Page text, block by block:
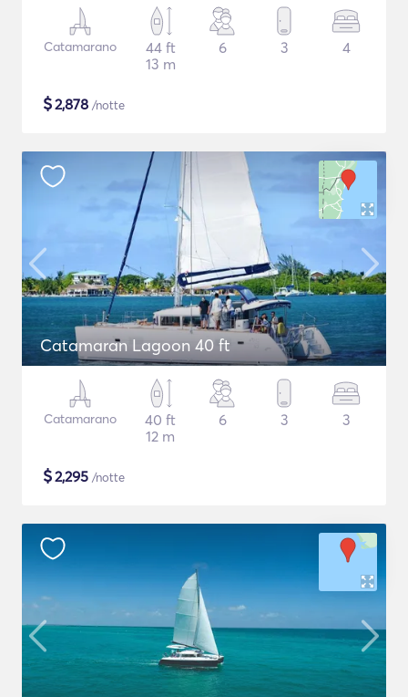
Catamarano
44 ft
13 m
6 3 4
$2,878 /notte
Catamaran Lagoon 40 ft
Catamarano
40 ft
12 m
6 3 3
$2,295 /notte